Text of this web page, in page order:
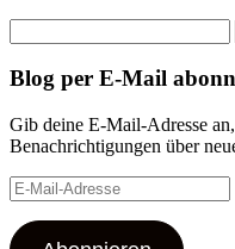
nach:
Blog per E-Mail
Gib deine E-Mail-Adresse
Benachrichtigungen über
E-
Mail-
Adresse